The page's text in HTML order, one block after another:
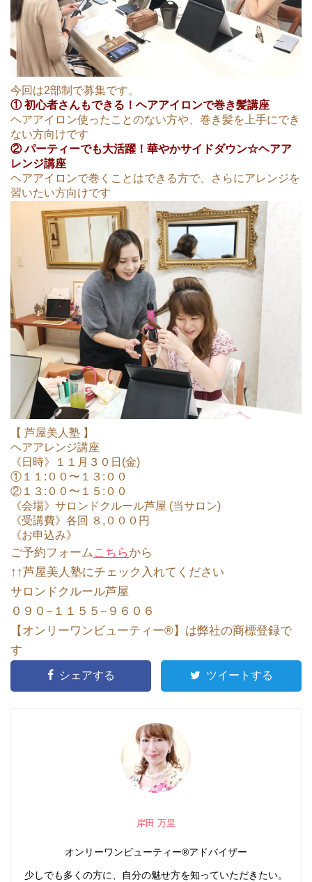
今回は2部制で募集です。
① 初心者さんもできる！ヘアアイロンで巻き髪講座
ヘアアイロン使ったことのない方や、巻き髪を上手にでき
ない方向けです
② パーティーでも大活躍！華やかサイドダウン☆ヘアア
レンジ講座
ヘアアイロンで巻くことはできる方で、さらにアレンジを
習いたい方向けです
【 芦屋美人塾 】
ヘアアレンジ講座
《日時》１１月３０日(金)
①１１:００〜１３:００
②１３:００〜１５:００
《会場》サロンドクルール芦屋 (当サロン)
《受講費》各回 ８,０００円
《お申込み》
ご予約フォームこちらから
↑↑芦屋美人塾にチェック入れてください
サロンドクルール芦屋
０９０ − １１５５ − ９６０６
【オンリーワンビューティー®︎】は弊社の商標登録で
す
シェアする ツイートする
岸田 万里
オンリーワンビューティー®アドバイザー
少しでも多くの方に、自分の魅せ方を知っていただきたい。